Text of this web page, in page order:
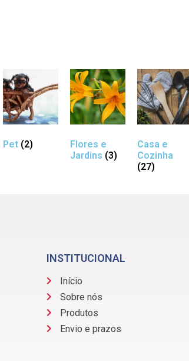
Pet (2)
Flores e
Jardins (3)
Casa e
Cozinha
(27)
INSTITUCIONAL
Início
Sobre nós
Produtos
Envio e prazos